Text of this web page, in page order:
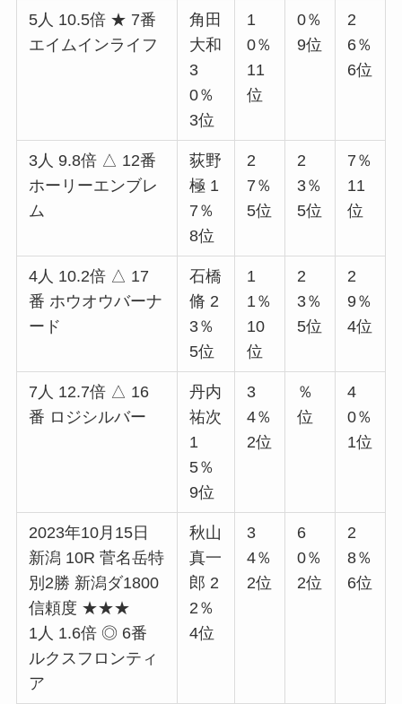
5人 10.5倍 ★ 7番
エイムインライフ
角田
大和
3
0％
3位
1
0％
11
位
0％
9位
2
6％
6位
3人 9.8倍 △ 12番
ホーリーエンブレ
ム
荻野
極 1
7％
8位
2
7％
5位
2
3％
5位
7％
11
位
4人 10.2倍 △ 17
番 ホウオウバーナ
ード
石橋
脩 2
3％
5位
1
1％
10
位
2
3％
5位
2
9％
4位
7人 12.7倍 △ 16
番 ロジシルバー
丹内
祐次
1
5％
9位
3
4％
2位
％
位
4
0％
1位
2023年10月15日
新潟 10R 菅名岳特
別2勝 新潟ダ1800
信頼度 ★★★
1人 1.6倍 ◎ 6番
ルクスフロンティ
ア
秋山
真一
郎 2
2％
4位
3
4％
2位
6
0％
2位
2
8％
6位